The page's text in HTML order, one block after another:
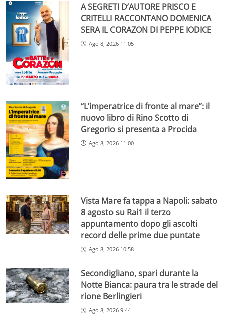
A SEGRETI D’AUTORE PRISCO E
CRITELLI RACCONTANO DOMENICA
SERA IL CORAZON DI PEPPE IODICE
Ago 8, 2026 11:05
“L’imperatrice di fronte al mare”: il
nuovo libro di Rino Scotto di
Gregorio si presenta a Procida
Ago 8, 2026 11:00
Vista Mare fa tappa a Napoli: sabato
8 agosto su Rai1 il terzo
appuntamento dopo gli ascolti
record delle prime due puntate
Ago 8, 2026 10:58
Secondigliano, spari durante la
Notte Bianca: paura tra le strade del
rione Berlingieri
Ago 8, 2026 9:44